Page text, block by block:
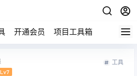
开通会员 项目工具箱
Lv7
工具